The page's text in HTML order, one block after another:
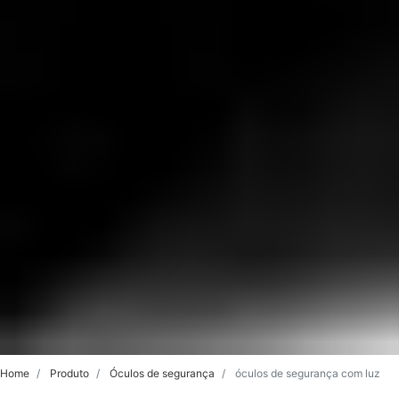
Home Produto Óculos de segurança óculos de segurança com luz